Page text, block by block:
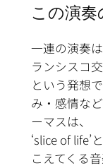
この演奏
一連の演奏
ランシスコ
という発想
み・感情な
ーマスは、
‘slice of life’
こえてくる